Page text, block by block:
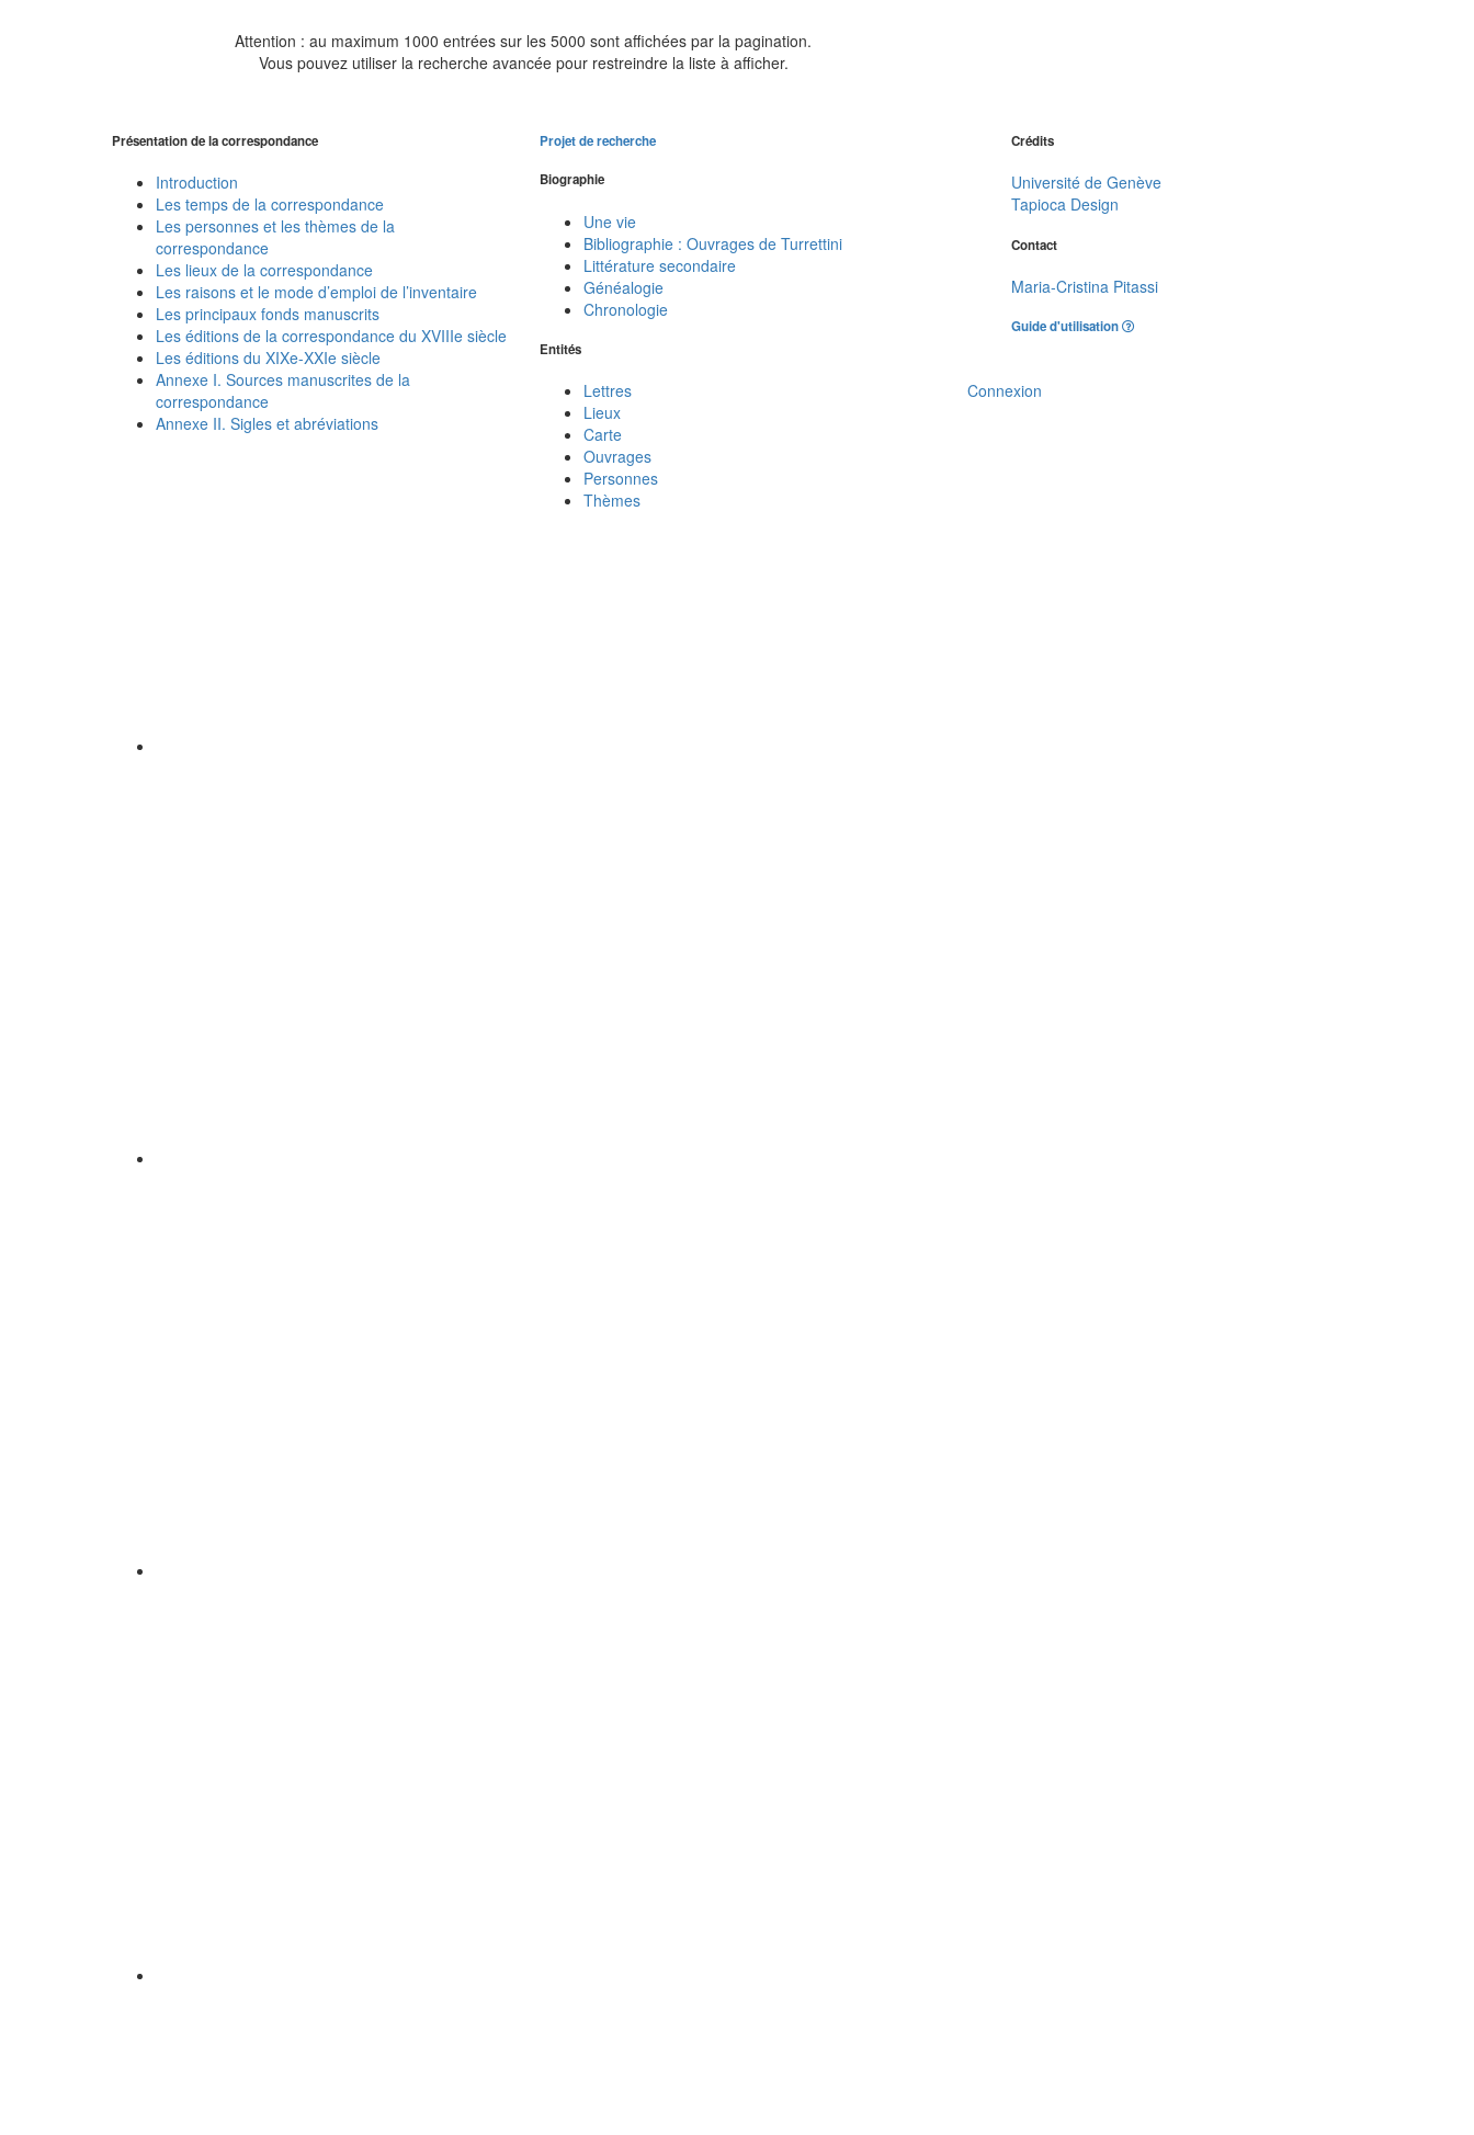
Attention : au maximum 1000 entrées sur les 5000 sont affichées par la pagination.
Vous pouvez utiliser la recherche avancée pour restreindre la liste à afficher.
Présentation de la correspondance
Introduction
Les temps de la correspondance
Les personnes et les thèmes de la
correspondance
Les lieux de la correspondance
Les raisons et le mode d’emploi de l’inventaire
Les principaux fonds manuscrits
Les éditions de la correspondance du XVIIIe siècle
Les éditions du XIXe-XXIe siècle
Annexe I. Sources manuscrites de la
correspondance
Annexe II. Sigles et abréviations
Projet de recherche
Biographie
Une vie
Bibliographie : Ouvrages de Turrettini
Littérature secondaire
Généalogie
Chronologie
Entités
Lettres
Lieux
Carte
Ouvrages
Personnes
Thèmes
Crédits
Université de Genève
Tapioca Design
Contact
Maria-Cristina Pitassi
Guide d'utilisation
Connexion